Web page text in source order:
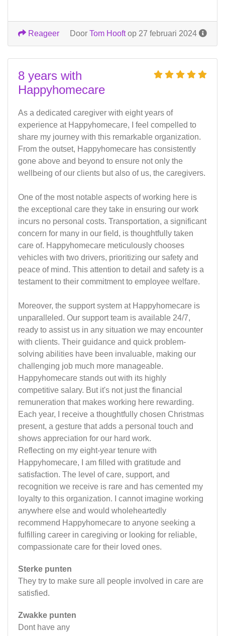
Door Tom Hooftop 27 februari 2024
Reageer
8 years with
Happyhomecare
As a dedicated caregiver with eight years of
experience at Happyhomecare, I feel compelled to
share my journey with this remarkable organization.
From the outset, Happyhomecare has consistently
gone above and beyond to ensure not only the
wellbeing of our clients but also of us, the caregivers.
One of the most notable aspects of working here is
the exceptional care they take in ensuring our work
incurs no personal costs. Transportation, a significant
concern for many in our field, is thoughtfully taken
care of. Happyhomecare meticulously chooses
vehicles with two drivers, prioritizing our safety and
peace of mind. This attention to detail and safety is a
testament to their commitment to employee welfare.
Moreover, the support system at Happyhomecare is
unparalleled. Our support team is available 24/7,
ready to assist us in any situation we may encounter
with clients. Their guidance and quick problem-
solving abilities have been invaluable, making our
challenging job much more manageable.
Happyhomecare stands out with its highly
competitive salary. But it's not just the financial
remuneration that makes working here rewarding.
Each year, I receive a thoughtfully chosen Christmas
present, a gesture that adds a personal touch and
shows appreciation for our hard work.
Reflecting on my eight-year tenure with
Happyhomecare, I am filled with gratitude and
satisfaction. The level of care, support, and
recognition we receive is rare and has cemented my
loyalty to this organization. I cannot imagine working
anywhere else and would wholeheartedly
recommend Happyhomecare to anyone seeking a
fulfilling career in caregiving or looking for reliable,
compassionate care for their loved ones.
Sterke punten
They try to make sure all people involved in care are
satisfied.
Zwakke punten
Dont have any